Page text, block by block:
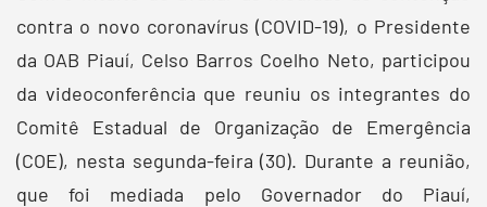
contra o novo coronavírus (COVID-19), o Presidente
da OAB Piauí, Celso Barros Coelho Neto, participou
da videoconferência que reuniu os integrantes do
Comitê Estadual de Organização de Emergência
(COE), nesta segunda-feira (30). Durante a reunião,
que foi mediada pelo Governador do Piauí,